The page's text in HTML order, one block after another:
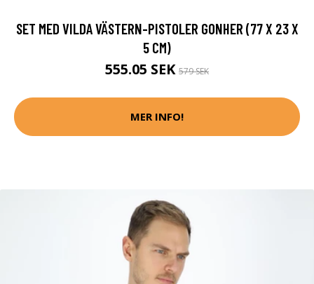
SET MED VILDA VÄSTERN-PISTOLER GONHER (77 X 23 X
5 CM)
555.05 SEK 579 SEK
MER INFO!